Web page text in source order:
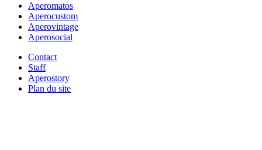
Aperomatos
Aperocustom
Aperovintage
Aperosocial
Contact
Staff
Aperostory
Plan du site